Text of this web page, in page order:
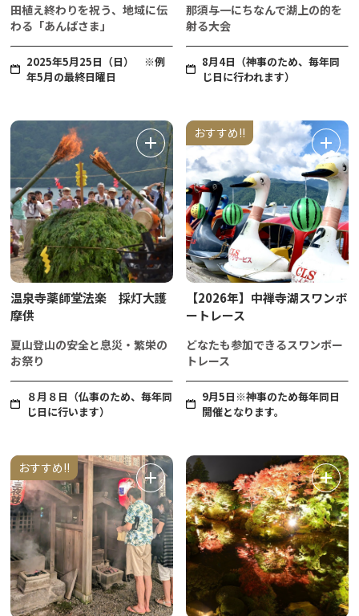
田植え終わりを祝う、地域に伝
わる「あんばさま」
2025年5月25日（日） ※例
年5月の最終日曜日
那須与一にちなんで湖上の的を
射る大会
8月4日（神事のため、毎年同
じ日に行われます）
温泉寺薬師堂法楽 採灯大護
摩供
夏山登山の安全と息災・繁栄の
お祭り
８月８日（仏事のため、毎年同
じ日に行います）
おすすめ!!
【2026年】中禅寺湖スワンボ
ートレース
どなたも参加できるスワンボー
トレース
9月5日※神事のため毎年同日
開催となります。
おすすめ!!